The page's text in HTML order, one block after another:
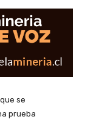
se
prueba